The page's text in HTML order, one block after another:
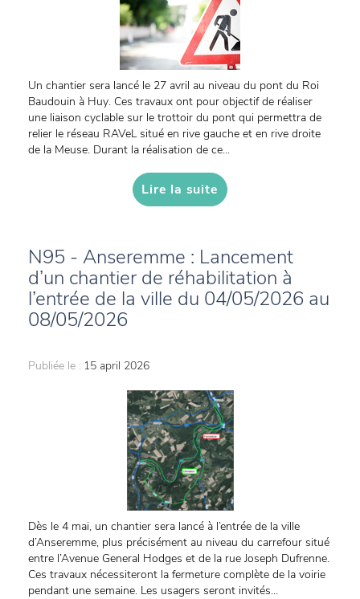
Un chantier sera lancé le 27 avril au niveau du pont du Roi
Baudouin à Huy. Ces travaux ont pour objectif de réaliser
une liaison cyclable sur le trottoir du pont qui permettra de
relier le réseau RAVeL situé en rive gauche et en rive droite
de la Meuse. Durant la réalisation de ce...
Lire la suite
N95 - Anseremme : Lancement
d’un chantier de réhabilitation à
l’entrée de la ville du 04/05/2026 au
08/05/2026
Publiée le : 15 april 2026
Dès le 4 mai, un chantier sera lancé à l’entrée de la ville
d’Anseremme, plus précisément au niveau du carrefour situé
entre l’Avenue General Hodges et de la rue Joseph Dufrenne.
Ces travaux nécessiteront la fermeture complète de la voirie
pendant une semaine. Les usagers seront invités...